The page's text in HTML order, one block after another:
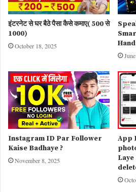
इंटरनेट से घर बैठे पैसा कैसे कमाए( 500 से
1000)
October 18, 2025
Instagram ID Par Follower
Kaise Badhaye ?
November 8, 2025
App